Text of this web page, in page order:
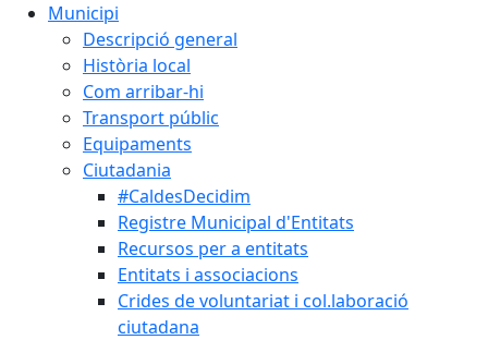
Municipi
Descripció general
Història local
Com arribar-hi
Transport públic
Equipaments
Ciutadania
#CaldesDecidim
Registre Municipal d'Entitats
Recursos per a entitats
Entitats i associacions
Crides de voluntariat i col.laboració
ciutadana